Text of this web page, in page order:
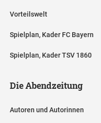
Vorteilswelt
Spielplan, Kader FC Bayern
Spielplan, Kader TSV 1860
Die Abendzeitung
Autoren und Autorinnen